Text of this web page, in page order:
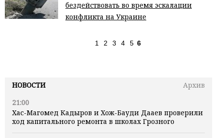
НОВОСТИ
Архив
21:00
Хас-Магомед Кадыров и Хож-Бауди Дааев проверили
ход капитального ремонта в школах Грозного
бездействовать во время эскалации
конфликта на Украине
1 2 3 4 5 6